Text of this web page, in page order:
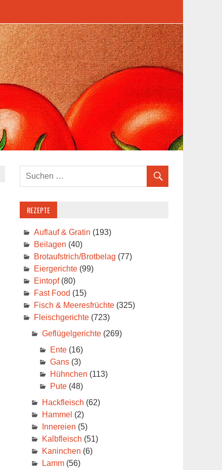
REZEPTE
Auflauf & Gratin (193)
Beilagen (40)
Brotaufstrich/Brotbelag (77)
Eiergerichte(99)
Eintopf(80)
Fast Food (15)
Fisch & Meeresfrüchte(325)
Fleischgerichte(723)
Geflügelgerichte(269)
Ente(16)
Gans(3)
Hühnchen (113)
Pute(48)
Hackfleisch (62)
Hammel (2)
Innereien (5)
Kalbfleisch (51)
Kaninchen (6)
Lamm(56)